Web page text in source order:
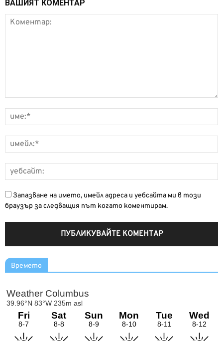
ВАШИЯТ КОМЕНТАР
Запазване на името, имейл адреса и уебсайта ми в този
браузър за следващия път когато коментирам.
Времето